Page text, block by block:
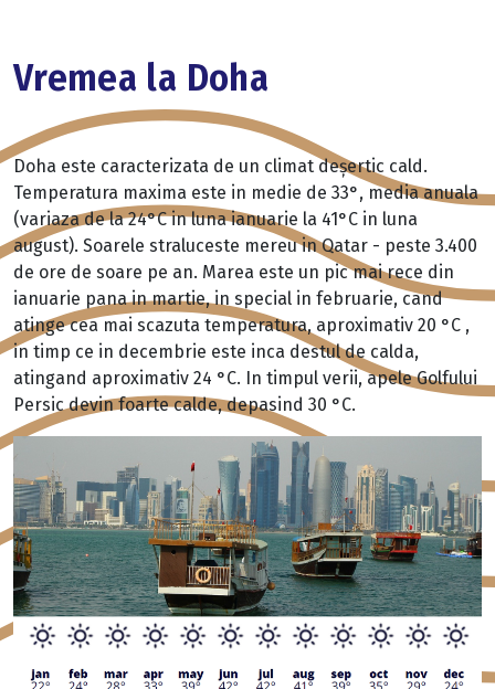
Vremea la Doha
Doha este caracterizata de un climat deșertic cald.
Temperatura maxima este in medie de 33°, media anuala
(variaza de la 24°C in luna ianuarie la 41°C in luna
august). Soarele straluceste mereu in Qatar - peste 3.400
de ore de soare pe an. Marea este un pic mai rece din
ianuarie pana in martie, in special in februarie, cand
atinge cea mai scazuta temperatura, aproximativ 20 °C ,
in timp ce in decembrie este inca destul de calda,
atingand aproximativ 24 °C. In timpul verii, apele Golfului
Persic devin foarte calde, depasind 30 °C.